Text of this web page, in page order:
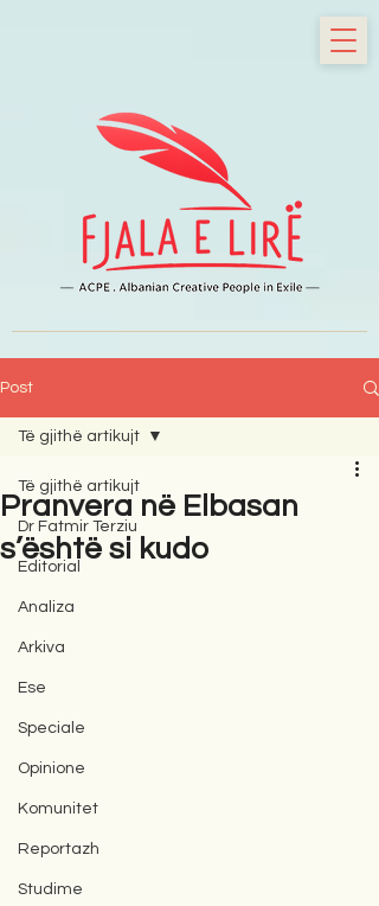
Post
Të gjithë artikujt
Dr Fatmir Terziu
Editorial
Analiza
Arkiva
Ese
Speciale
Opinione
Komunitet
Reportazh
Studime
Të gjithë artikujt
Pranvera në Elbasan
s’është si kudo